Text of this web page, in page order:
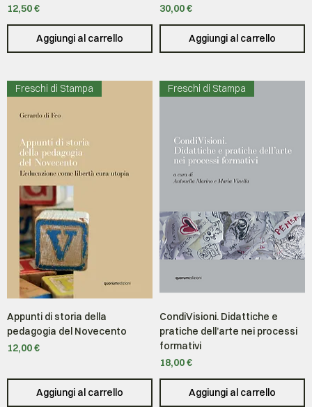
Prezzo
12,50 €
Aggiungi al carrello
Prezzo
30,00 €
Aggiungi al carrello
Freschi di Stampa
Appunti di storia della
pedagogia del Novecento
Prezzo
12,00 €
Aggiungi al carrello
Freschi di Stampa
CondiVisioni. Didattiche e
pratiche dell’arte nei processi
formativi
Prezzo
18,00 €
Aggiungi al carrello